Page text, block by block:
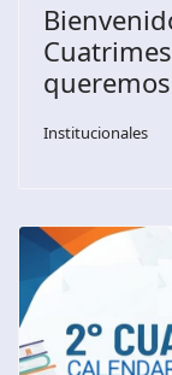
Institucionales